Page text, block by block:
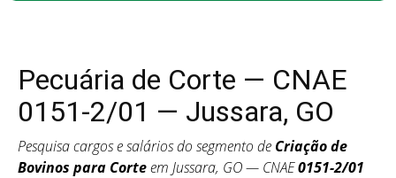
Pecuária de Corte — CNAE
0151-2/01 — Jussara, GO
Pesquisa cargos e salários do segmento de Criação de
Bovinos para Corteem Jussara, GO — CNAE0151-2/01